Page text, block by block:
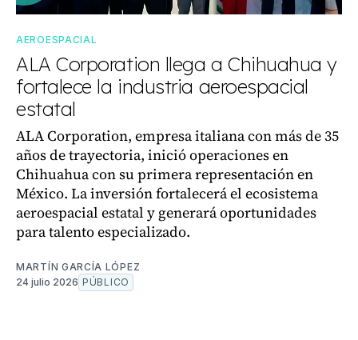
AEROESPACIAL
ALA Corporation llega a Chihuahua y
fortalece la industria aeroespacial
estatal
ALA Corporation, empresa italiana con más de 35
años de trayectoria, inició operaciones en
Chihuahua con su primera representación en
México. La inversión fortalecerá el ecosistema
aeroespacial estatal y generará oportunidades
para talento especializado.
MARTÍN GARCÍA LÓPEZ
24 julio 2026 PÚBLICO